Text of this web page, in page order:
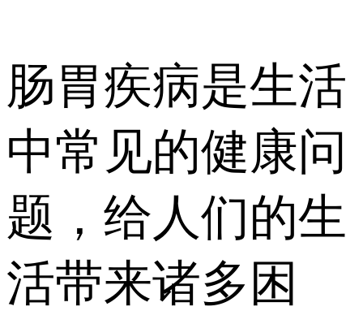
肠胃疾病是生活
中常见的健康问
题，给人们的生
活带来诸多困